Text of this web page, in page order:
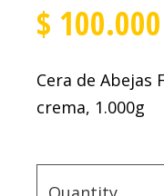
$ 100.000
Cera de Abejas
crema, 1.000g